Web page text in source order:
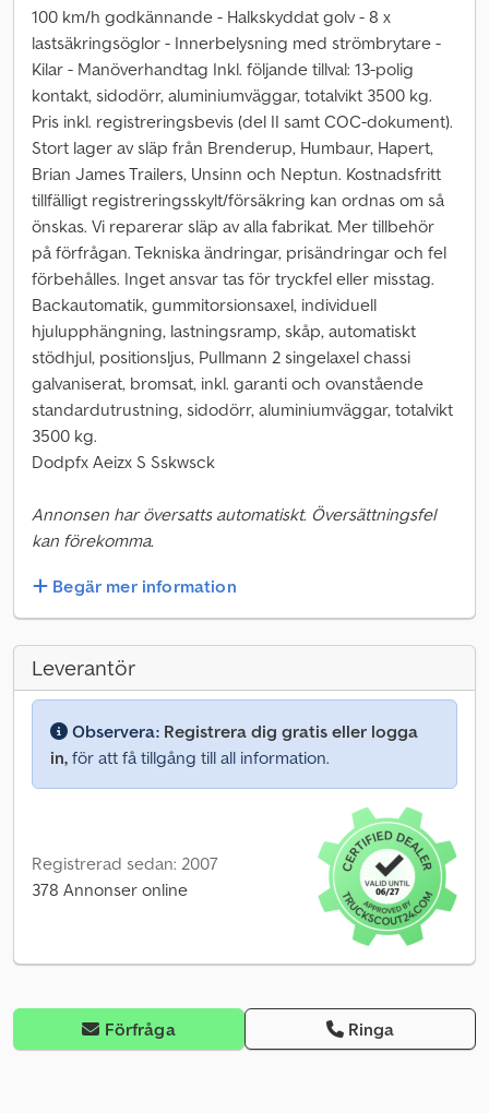
100 km/h godkännande - Halkskyddat golv - 8 x
lastsäkringsöglor - Innerbelysning med strömbrytare -
Kilar - Manöverhandtag Inkl. följande tillval: 13-polig
kontakt, sidodörr, aluminiumväggar, totalvikt 3500 kg.
Pris inkl. registreringsbevis (del II samt COC-dokument).
Stort lager av släp från Brenderup, Humbaur, Hapert,
Brian James Trailers, Unsinn och Neptun. Kostnadsfritt
tillfälligt registreringsskylt/försäkring kan ordnas om så
önskas. Vi reparerar släp av alla fabrikat. Mer tillbehör
på förfrågan. Tekniska ändringar, prisändringar och fel
förbehålles. Inget ansvar tas för tryckfel eller misstag.
Backautomatik, gummitorsionsaxel, individuell
hjulupphängning, lastningsramp, skåp, automatiskt
stödhjul, positionsljus, Pullmann 2 singelaxel chassi
galvaniserat, bromsat, inkl. garanti och ovanstående
standardutrustning, sidodörr, aluminiumväggar, totalvikt
3500 kg.
Dodpfx Aeizx S Sskwsck
Annonsen har översatts automatiskt. Översättningsfel
kan förekomma.
Begär mer information
Leverantör
Observera: Registrera dig gratis eller logga
in, för att få tillgång till all information.
Registrerad sedan: 2007
378 Annonser online
Förfråga Ringa